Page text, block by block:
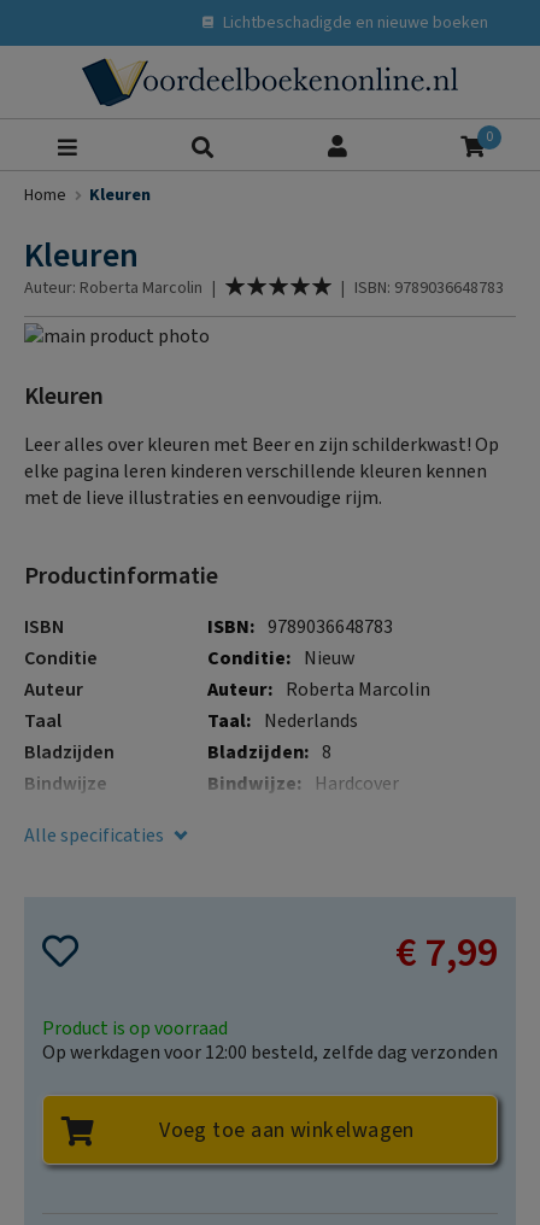
Lichtbeschadigde en nieuwe boeken
0
Home Kleuren
Kleuren
Auteur: Roberta Marcolin | Waardering:
% of
| ISBN: 9789036648783
Ga
het
van
de
afbeeldingen-
naar
begin
van
de
Kleuren
Leer alles over kleuren met Beer en zijn schilderkwast! Op
elke pagina leren kinderen verschillende kleuren kennen
met de lieve illustraties en eenvoudige rijm.
Productinformatie
Meer
informatie
ISBN
9789036648783
Conditie
Nieuw
Auteur
Roberta Marcolin
Taal
Nederlands
Bladzijden
8
Bindwijze
Hardcover
Illustraties
Alle specificaties
€ 7,99
Product is op voorraad
Op werkdagen voor 12:00 besteld, zelfde dag verzonden
Voeg toe aan winkelwagen